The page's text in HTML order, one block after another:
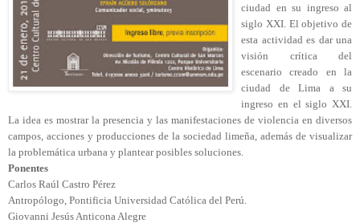
ciudad en su ingreso al
siglo XXI. El objetivo de
esta actividad es dar una
visión crítica del
escenario creado en la
ciudad de Lima a su
ingreso en el siglo XXI.
La idea es mostrar la presencia y las manifestaciones de violencia en diversos
campos, acciones y producciones de la sociedad limeña, además de visualizar
la problemática urbana y plantear posibles soluciones.
Ponentes
Carlos Raúl Castro Pérez
Antropólogo, Pontificia Universidad Católica del Perú.
Giovanni Jesús Anticona Alegre